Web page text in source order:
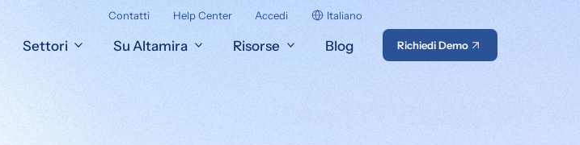
Contatti Help Center Accedi Italiano
Settori Su Altamira Risorse Blog Richiedi Demo